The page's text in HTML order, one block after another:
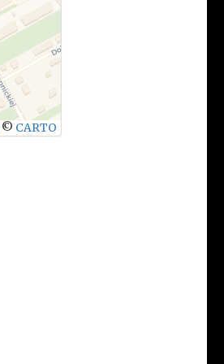
© CARTO